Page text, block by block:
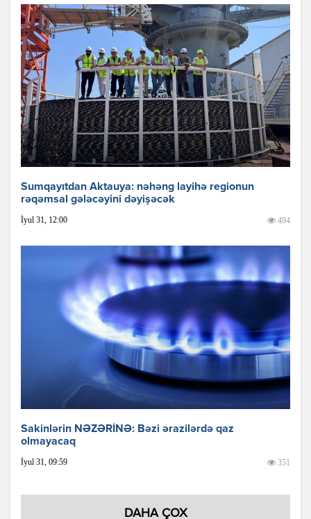
Sumqayıtdan Aktauya: nəhəng layihə regionun
rəqəmsal gələcəyini dəyişəcək
İyul 31, 12:00 494
Sakinlərin NƏZƏRİNƏ: Bəzi ərazilərdə qaz
olmayacaq
İyul 31, 09:59 351
DAHA ÇOX